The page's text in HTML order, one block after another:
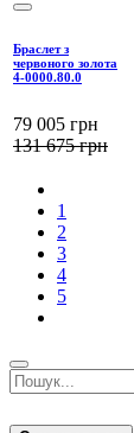
Браслет з
червоного золота
4-0000.80.0
79 005 грн
131 675грн
1
2
3
4
5